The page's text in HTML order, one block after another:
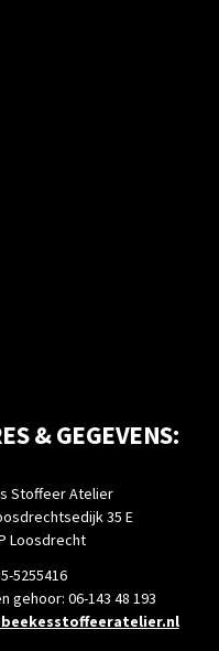
& GEGEVENS:
Stoffeer Atelier
35 E
Loosdrecht
5255416
gehoor: 06-143 48 193